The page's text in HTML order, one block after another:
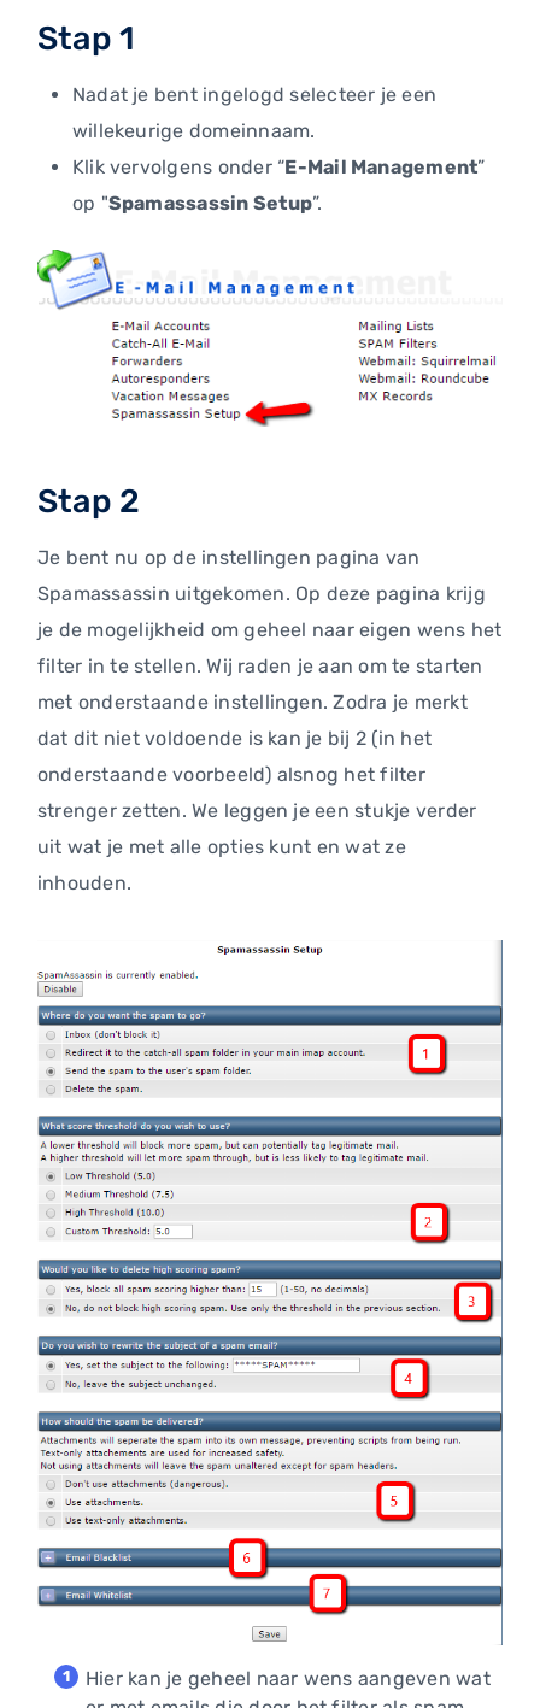
Stap 1
Nadat je bent ingelogd selecteer je een
willekeurige domeinnaam.
Klik vervolgens onder “E-Mail Management”
op "Spamassassin Setup”.
Stap 2
Je bent nu op de instellingen pagina van
Spamassassin uitgekomen. Op deze pagina krijg
je de mogelijkheid om geheel naar eigen wens het
filter in te stellen. Wij raden je aan om te starten
met onderstaande instellingen. Zodra je merkt
dat dit niet voldoende is kan je bij 2 (in het
onderstaande voorbeeld) alsnog het filter
strenger zetten. We leggen je een stukje verder
uit wat je met alle opties kunt en wat ze
inhouden.
Hier kan je geheel naar wens aangeven wat